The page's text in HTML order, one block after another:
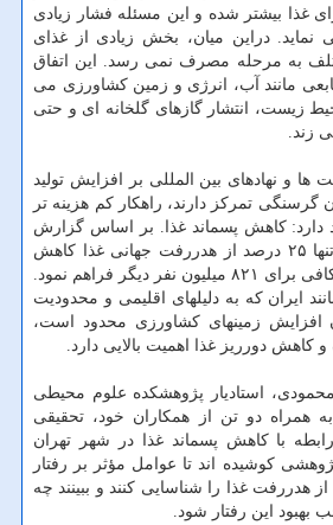
غذا بیشتر شده و این مسئله فشار زیادی
نماید. دراین میان، بخش زیادی از غذای
به مرحله مصرف نمی رسد. این اتفاق
مانند آب، انرژی و زمین کشاورزی می
زیست، انتشار گازهای گلخانه ای و حتی
زند.
ها و نهادهای بین المللی بر افزایش تولید
گرسنگی تمرکز دارند، راهکار کم هزینه تر
دارد: کاهش پسماند غذا. بر اساس گزارش
های سازمان ملل، اگر تنها ۲۵ درصد از هدررفت جهانی غذا کاهش
پیدا کند، می توان غذای کافی برای ۸۲۱ میلیون نفر دیگر فراهم نمود.
ایران که به دلیلهای اقلیمی و محدودیت
افزایش زمینهای کشاورزی محدود است،
دورریز غذا اهمیت بالایی دارد.
استادیار پژوهشکده علوم محیطی
همراه دو تن از همکاران خود، تحقیقی
با کاهش پسماند غذا در شهر تهران
پژوهشی کوشیده اند تا عوامل مؤثر بر رفتار
هدررفت غذا را شناسایی کنند و ببینند چه
بهبود این رفتار شود.